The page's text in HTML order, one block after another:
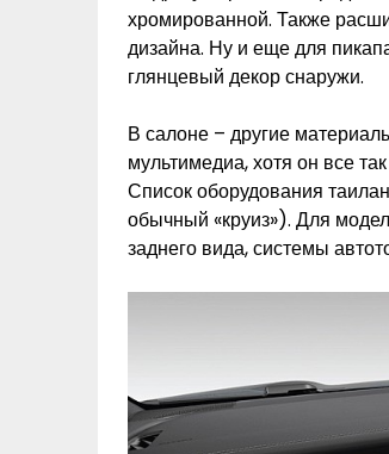
хромированной. Также
дизайна. Ну и еще для
глянцевый декор снаружи.
В салоне – другие
мультимедиа, хотя он все
Список оборудования
обычный «круиз»). Для
заднего вида, системы